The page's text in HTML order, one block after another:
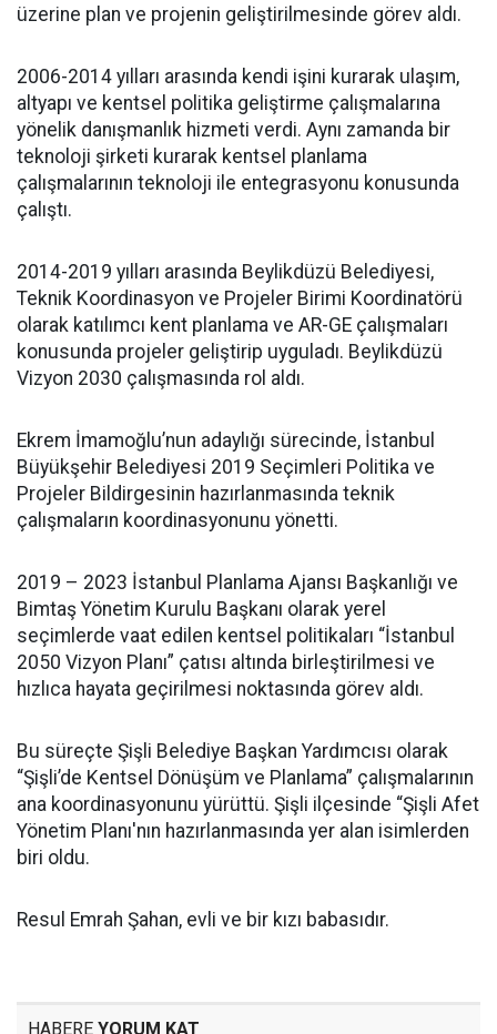
üzerine plan ve projenin geliştirilmesinde görev aldı.
2006-2014 yılları arasında kendi işini kurarak ulaşım,
altyapı ve kentsel politika geliştirme çalışmalarına
yönelik danışmanlık hizmeti verdi. Aynı zamanda bir
teknoloji şirketi kurarak kentsel planlama
çalışmalarının teknoloji ile entegrasyonu konusunda
çalıştı.
2014-2019 yılları arasında Beylikdüzü Belediyesi,
Teknik Koordinasyon ve Projeler Birimi Koordinatörü
olarak katılımcı kent planlama ve AR-GE çalışmaları
konusunda projeler geliştirip uyguladı. Beylikdüzü
Vizyon 2030 çalışmasında rol aldı.
Ekrem İmamoğlu’nun adaylığı sürecinde, İstanbul
Büyükşehir Belediyesi 2019 Seçimleri Politika ve
Projeler Bildirgesinin hazırlanmasında teknik
çalışmaların koordinasyonunu yönetti.
2019 – 2023 İstanbul Planlama Ajansı Başkanlığı ve
Bimtaş Yönetim Kurulu Başkanı olarak yerel
seçimlerde vaat edilen kentsel politikaları “İstanbul
2050 Vizyon Planı” çatısı altında birleştirilmesi ve
hızlıca hayata geçirilmesi noktasında görev aldı.
Bu süreçte Şişli Belediye Başkan Yardımcısı olarak
“Şişli’de Kentsel Dönüşüm ve Planlama” çalışmalarının
ana koordinasyonunu yürüttü. Şişli ilçesinde “Şişli Afet
Yönetim Planı'nın hazırlanmasında yer alan isimlerden
biri oldu.
Resul Emrah Şahan, evli ve bir kızı babasıdır.
HABERE YORUM KAT